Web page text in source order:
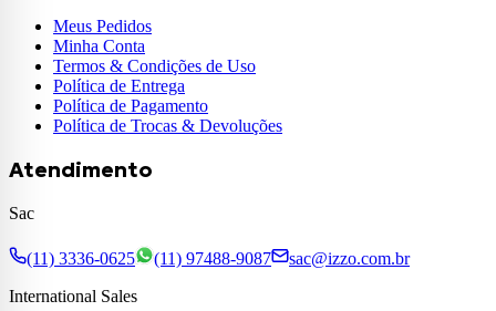
Meus Pedidos
Minha Conta
Termos & Condições de Uso
Política de Entrega
Política de Pagamento
Política de Trocas & Devoluções
Atendimento
Sac
(11) 3336-0625 (11) 97488-9087
sac@izzo.com.br
International Sales